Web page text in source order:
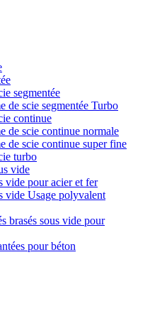
segmentée
de scie segmentée Turbo
continue
de scie continue normale
de scie continue super fine
turbo
vide
vide pour acier et fer
vide Usage polyvalent
brasés sous vide pour
pour béton